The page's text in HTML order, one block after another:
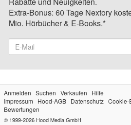
Extra-Bonus: 60 Tage Nextory
Mio. Hörbücher & E-Books.*
Anmelden Suchen Verkaufen
Hilfe
Impressum
Hood-AGB Datenschutz Cookie-
Bewertungen
© 1999-2026 Hood Media GmbH